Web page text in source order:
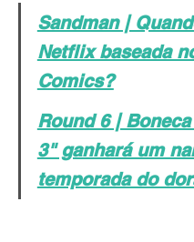
Sandman |
Netflix baseada
Comics?
Round 6 |
3" ganhará um
temporada do